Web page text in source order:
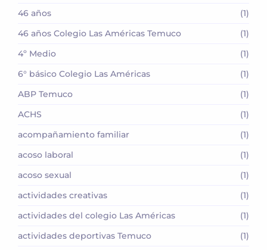
46 años
(1)
46 años Colegio Las Américas Temuco
(1)
4º Medio
(1)
6° básico Colegio Las Américas
(1)
ABP Temuco
(1)
ACHS
(1)
acompañamiento familiar
(1)
acoso laboral
(1)
acoso sexual
(1)
actividades creativas
(1)
actividades del colegio Las Américas
(1)
actividades deportivas Temuco
(1)